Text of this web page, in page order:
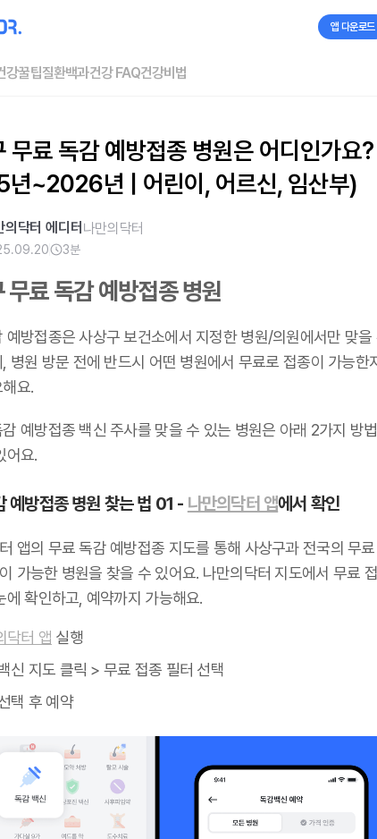
앱 다운로드
강꿀팁질환백과건강 FAQ건강비법
무료 독감 예방접종 병원은 어디인가요?
~2026년 | 어린이, 어르신, 임산부)
의닥터 에디터 나만의닥터
3분
무료 독감 예방접종 병원
예방접종은 사상구 보건소에서 지정한 병원/의원에서만 맞을
병원 방문 전에 반드시 어떤 병원에서 무료로 접종이 가능한
요.
예방접종 백신 주사를 맞을 수 있는 병원은 아래 2가지 방
어요.
예방접종 병원 찾는 법 01 - 나만의닥터 앱에서 확인
앱의 무료 독감 예방접종 지도를 통해 사상구과 전국의 무
가능한 병원을 찾을 수 있어요. 나만의닥터 지도에서 무료
에 확인하고, 예약까지 가능해요.
닥터 앱 실행
신 지도 클릭 > 무료 접종 필터 선택
택 후 예약